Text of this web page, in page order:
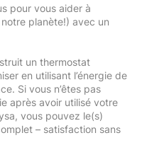
pour vous aider à
planète!) avec un
un thermostat
en utilisant l’énergie de
Si vous n’êtes pas
après avoir utilisé votre
vous pouvez le(s)
– satisfaction sans